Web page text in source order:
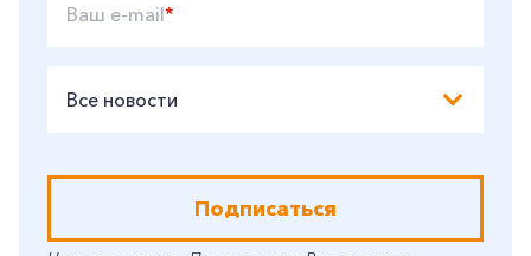
Ваш e-mail*
Все новости
Подписаться